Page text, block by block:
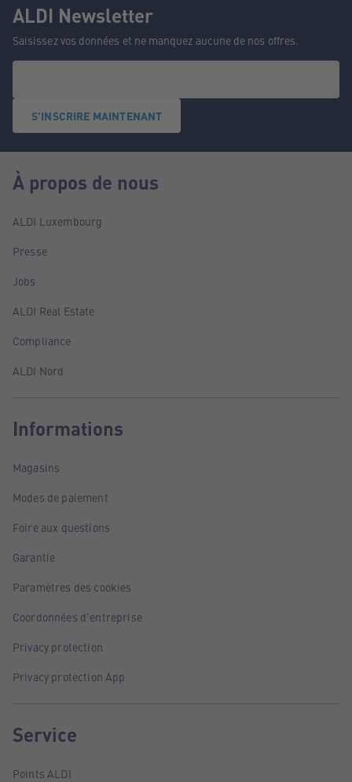
ALDI Newsletter
Saisissez vos données et ne manquez aucune de nos offres.
S'INSCRIRE MAINTENANT
À propos de nous
ALDI Luxembourg
Presse
Jobs
ALDI Real Estate
Compliance
ALDI Nord
Informations
Magasins
Modes de paiement
Foire aux questions
Garantie
Paramètres des cookies
Coordonnées d'entreprise
Privacy protection
Privacy protection App
Service
Points ALDI